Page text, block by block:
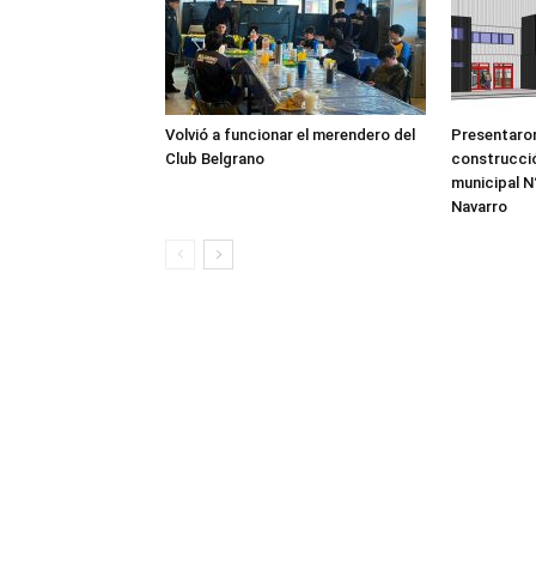
Volvió a funcionar el merendero del
Club Belgrano
municipal
Navarro